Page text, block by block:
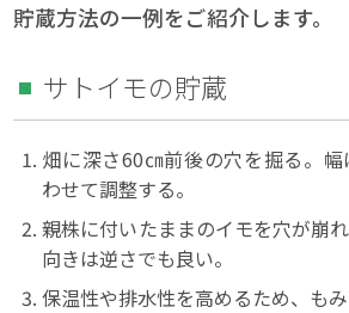
貯蔵方法の一例をご紹介します。
サトイモの貯蔵
畑に深さ60㎝前後の穴を掘る。
わせて調整する。
親株に付いたままのイモを穴が崩
向きは逆さでも良い。
保温性や排水性を高めるため、もみ